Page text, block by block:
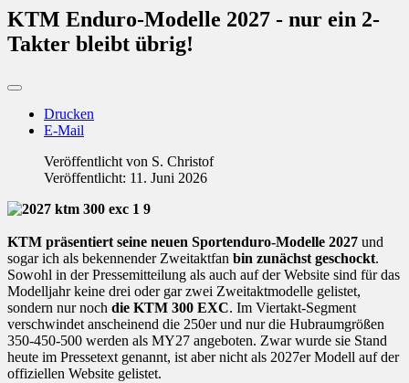
KTM Enduro-Modelle 2027 - nur ein 2-
Takter bleibt übrig!
Drucken
E-Mail
Veröffentlicht von S. Christof
Veröffentlicht: 11. Juni 2026
KTM präsentiert seine neuen Sportenduro-Modelle 2027 und
sogar ich als bekennender Zweitaktfan bin zunächst geschockt.
Sowohl in der Pressemitteilung als auch auf der Website sind für das
Modelljahr keine drei oder gar zwei Zweitaktmodelle gelistet,
sondern nur noch die KTM 300 EXC. Im Viertakt-Segment
verschwindet anscheinend die 250er und nur die Hubraumgrößen
350-450-500 werden als MY27 angeboten. Zwar wurde sie Stand
heute im Pressetext genannt, ist aber nicht als 2027er Modell auf der
offiziellen Website gelistet.